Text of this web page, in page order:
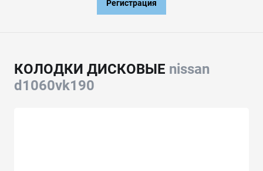
Регистрация
КОЛОДКИ ДИСКОВЫЕ nissan
d1060vk190